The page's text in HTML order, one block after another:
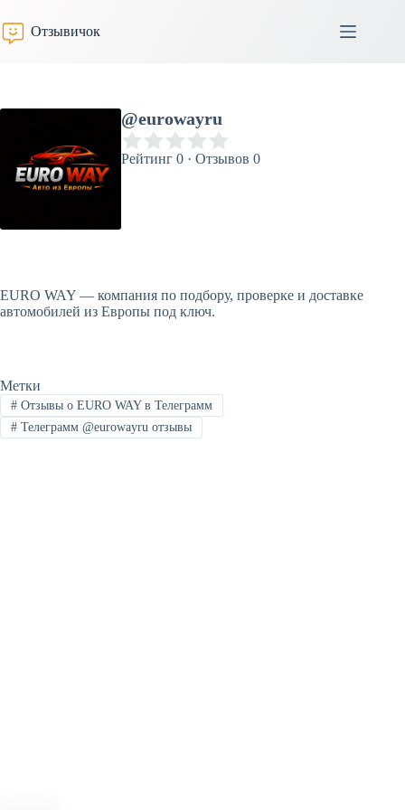
к
сути
Отзывичок
@eurowayru
Рейтинг 0 · Отзывов 0
EURO WAY — компания по подбору, проверке и доставке
автомобилей из Европы под ключ.
Метки
#Отзывы о EURO WAY в Телеграмм
#Телеграмм @eurowayru отзывы